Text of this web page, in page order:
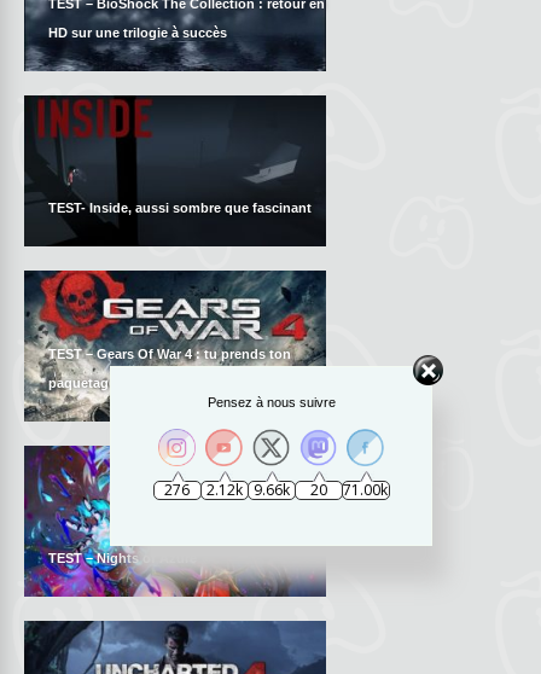
TEST – BioShock The Collection : retour en
HD sur une trilogie à succès
TEST- Inside, aussi sombre que fascinant
TEST – Gears Of War 4 : tu prends ton
paquetage on s’en va
TEST – Nights of Azure
Pensez à nous suivre
276 2.12k 9.66k 20 71.00k